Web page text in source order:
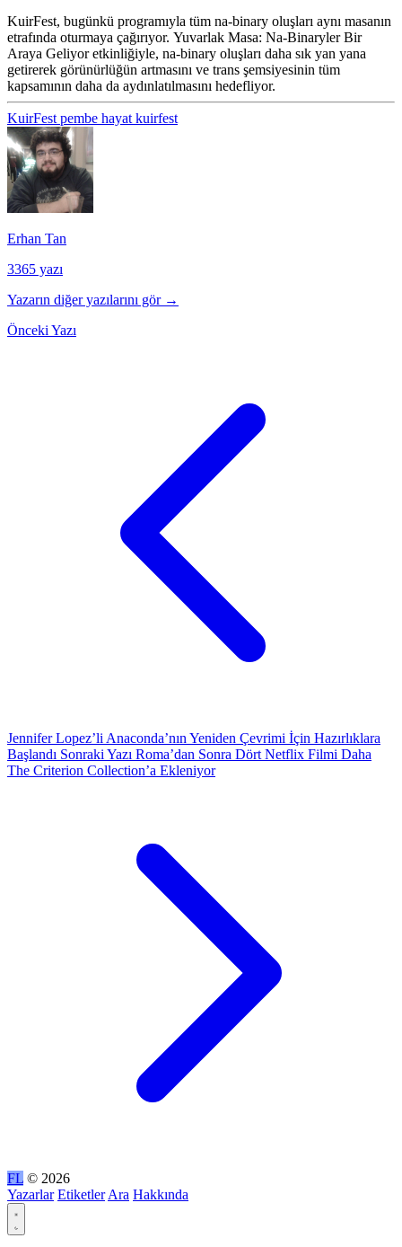
KuirFest, bugünkü programıyla tüm na-binary oluşları aynı masanın
etrafında oturmaya çağırıyor. Yuvarlak Masa: Na-Binaryler Bir
Araya Geliyoretkinliğiyle, na-binary oluşları daha sık yan yana
getirerek görünürlüğün artmasını ve trans şemsiyesinin tüm
kapsamının daha da aydınlatılmasını hedefliyor.
KuirFest pembe hayat kuirfest
Erhan Tan
3365 yazı
Yazarın diğer yazılarını gör →
Önceki Yazı
Jennifer Lopez’li Anaconda’nın Yeniden Çevrimi İçin Hazırlıklara
Başlandı Sonraki Yazı Roma’dan Sonra Dört Netflix Filmi Daha
The Criterion Collection’a Ekleniyor
FL © 2026
Yazarlar Etiketler Ara Hakkında